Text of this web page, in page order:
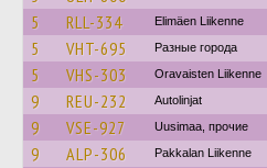
5 RLL-334 Elimäen Liikenne
5 VHT-695 Разные города
5 VHS-303 Oravaisten Liikenne
9 REU-232 Autolinjat
9 VSE-927 Uusimaa, прочие
9 ALP-306 Pakkalan Liikenne